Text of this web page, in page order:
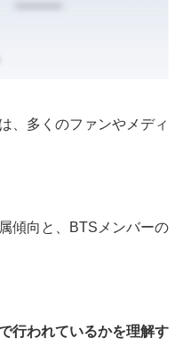
、多くのファンやメディ
傾向と、BTSメンバーの
行われているかを理解す